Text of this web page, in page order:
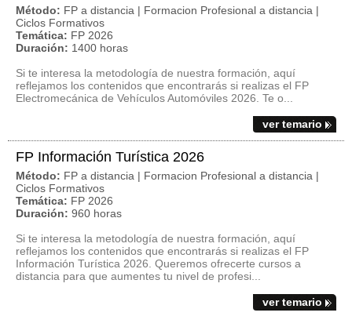
Método: FP a distancia | Formacion Profesional a distancia |
Ciclos Formativos
Temática: FP 2026
Duración: 1400 horas
Si te interesa la metodología de nuestra formación, aquí
reflejamos los contenidos que encontrarás si realizas el FP
Electromecánica de Vehículos Automóviles 2026. Te o...
ver temario
FP Información Turística 2026
Método: FP a distancia | Formacion Profesional a distancia |
Ciclos Formativos
Temática: FP 2026
Duración: 960 horas
Si te interesa la metodología de nuestra formación, aquí
reflejamos los contenidos que encontrarás si realizas el FP
Información Turística 2026. Queremos ofrecerte cursos a
distancia para que aumentes tu nivel de profesi...
ver temario